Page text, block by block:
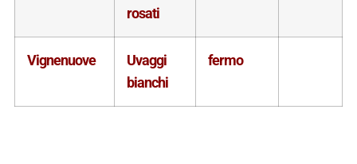
rosati
Vignenuove
Uvaggi
bianchi
fermo